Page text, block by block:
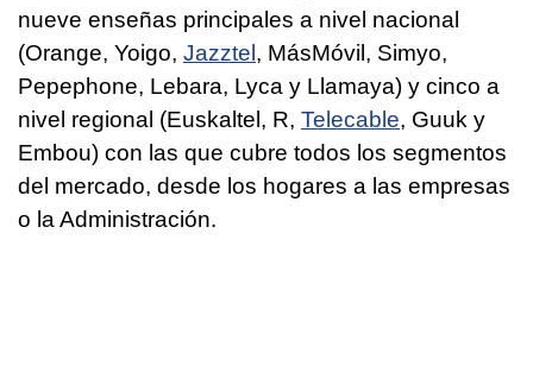
nueve enseñas principales a nivel nacional
(Orange, Yoigo, Jazztel, MásMóvil, Simyo,
Pepephone, Lebara, Lyca y Llamaya) y cinco a
nivel regional (Euskaltel, R, Telecable, Guuk y
Embou) con las que cubre todos los segmentos
del mercado, desde los hogares a las empresas
o la Administración.